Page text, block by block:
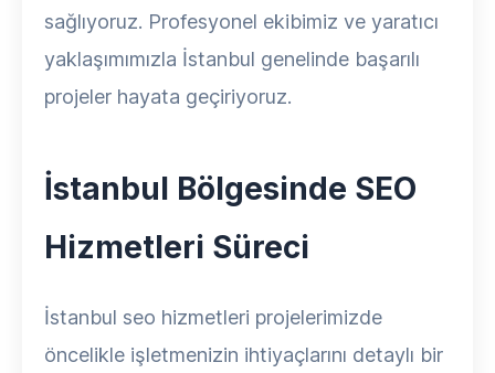
sağlıyoruz. Profesyonel ekibimiz ve yaratıcı
yaklaşımımızla İstanbul genelinde başarılı
projeler hayata geçiriyoruz.
İstanbul Bölgesinde SEO
Hizmetleri Süreci
İstanbul seo hizmetleri projelerimizde
öncelikle işletmenizin ihtiyaçlarını detaylı bir